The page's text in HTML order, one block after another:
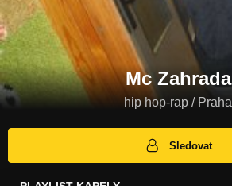
Mc Zahrada
hip hop-rap / Praha
Sledovat